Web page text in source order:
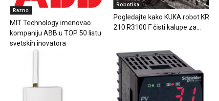
Razno
MIT Technology imenovao
kompaniju ABB u TOP 50 listu
svetskih inovatora
Robotika
Pogledajte kako KUKA robot KR
210 R3100 F čisti kalupe za...